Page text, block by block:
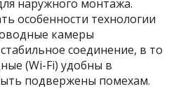
наружного монтажа.
особенности технологии
камеры
соединение, в то
(Wi-Fi) удобны в
подвержены помехам.